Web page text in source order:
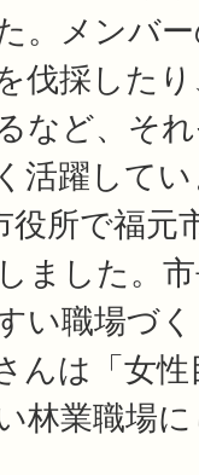
。メンバ
伐採した
など、そ
活躍して
所で福元
ました。
い職場づ
んは「女
林業職場